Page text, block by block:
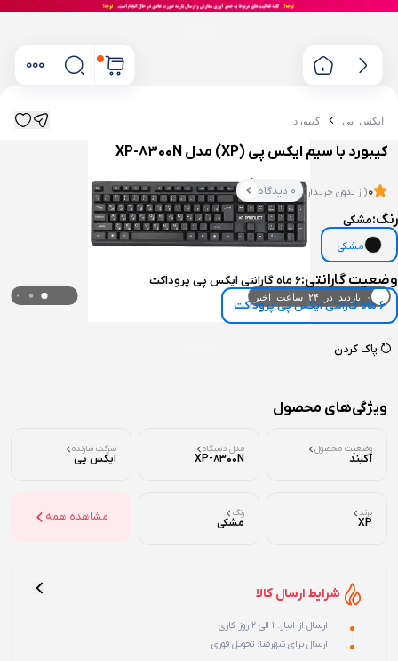
۰ بازدید در ۲۴ ساعت اخیر
ایکس پی کیبورد
کیبورد با سیم ایکس پی (XP) مدل XP-8300N
0(از بدون خریدار) 0 دیدگاه
رنگ:مشکی
مشکی
وضعیت گارانتی:6 ماه گارانتی ایکس پی پروداکت
6 ماه گارانتی ایکس پی پروداکت
پاک کردن
ویژگی‌های محصول
وضعیت محصول
آکبند
مدل دستگاه
XP-8300N
شرکت سازنده
ایکس پی
برند
XP
رنگ
مشکی مشاهده همه
شرایط ارسال کالا
ارسال از انبار: 1 الی 2 روز کاری
ارسال برای شهرضا: تحویل فوری